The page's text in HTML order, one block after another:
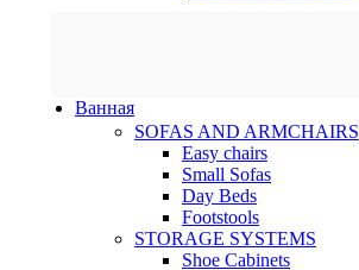
Ванная
SOFAS AND ARMCHAIRS
Easy chairs
Small Sofas
Day Beds
Footstools
STORAGE SYSTEMS
Shoe Cabinets